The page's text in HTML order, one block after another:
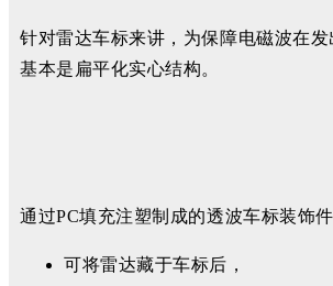
针对雷达车标来讲，为保障电磁波在
基本是扁平化实心结构。
通过PC填充注塑制成的透波车标装饰
可将雷达藏于车标后，